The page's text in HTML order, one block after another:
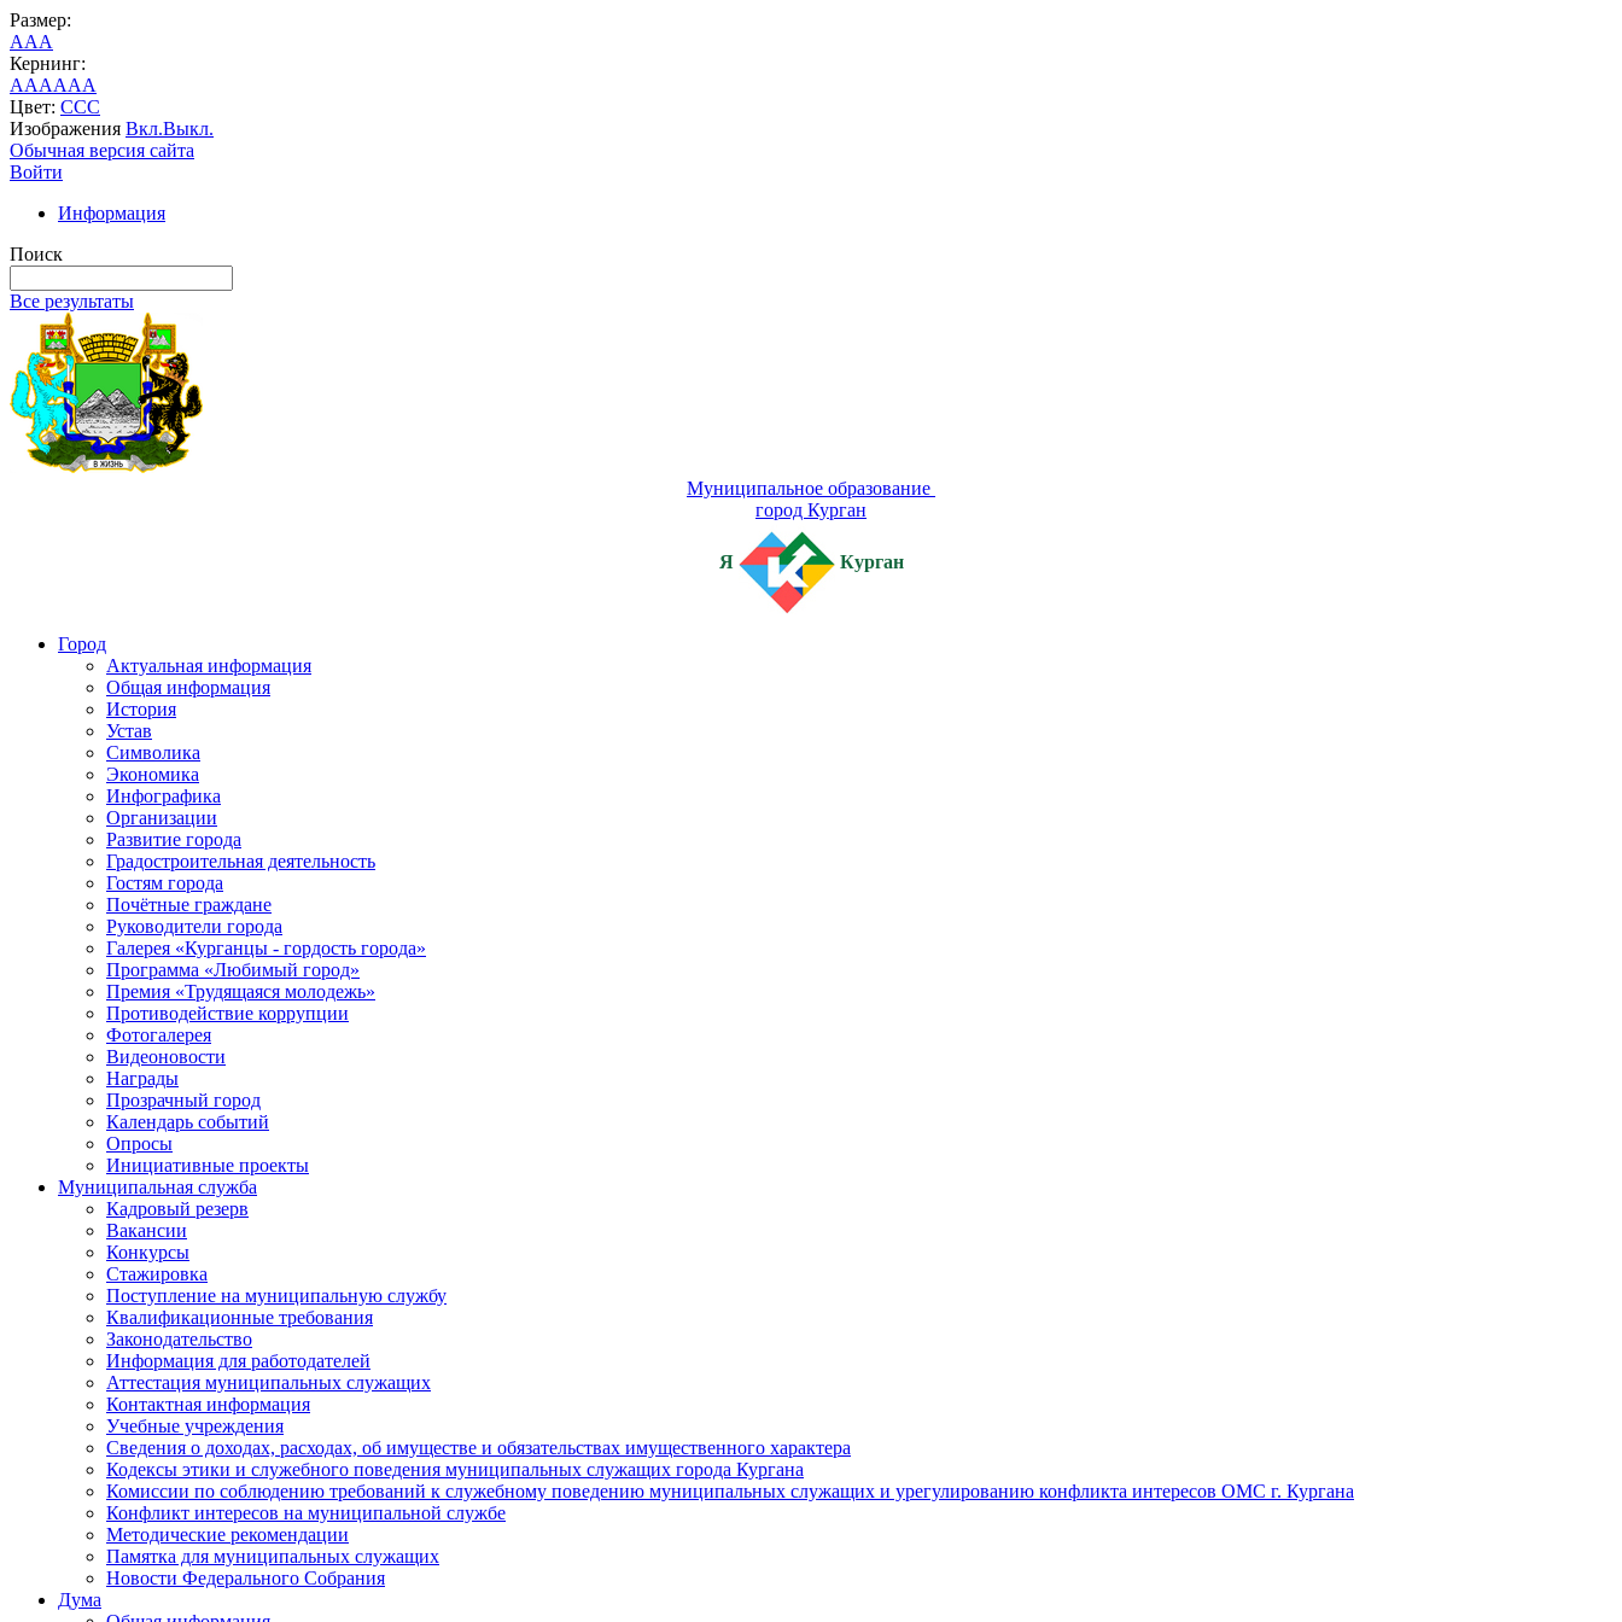
Размер:
AAA
Кернинг:
AAAAAA
Цвет: CCC
Изображения Вкл.Выкл.
Обычная версия сайта
Войти
Информация
Поиск
Все результаты
Муниципальное образование
город Курган
Я Курган
Город
Актуальная информация
Общая информация
История
Устав
Символика
Экономика
Инфографика
Организации
Развитие города
Градостроительная деятельность
Гостям города
Почётные граждане
Руководители города
Галерея «Курганцы - гордость города»
Программа «Любимый город»
Премия «Трудящаяся молодежь»
Противодействие коррупции
Фотогалерея
Видеоновости
Награды
Прозрачный город
Календарь событий
Опросы
Инициативные проекты
Муниципальная служба
Кадровый резерв
Вакансии
Конкурсы
Стажировка
Поступление на муниципальную службу
Квалификационные требования
Законодательство
Информация для работодателей
Аттестация муниципальных служащих
Контактная информация
Учебные учреждения
Сведения о доходах, расходах, об имуществе и обязательствах имущественного характера
Кодексы этики и служебного поведения муниципальных служащих города Кургана
Комиссии по соблюдению требований к служебному поведению муниципальных служащих и урегулированию конфликта интересов ОМС г. Кургана
Конфликт интересов на муниципальной службе
Методические рекомендации
Памятка для муниципальных служащих
Новости Федерального Cобрания
Дума